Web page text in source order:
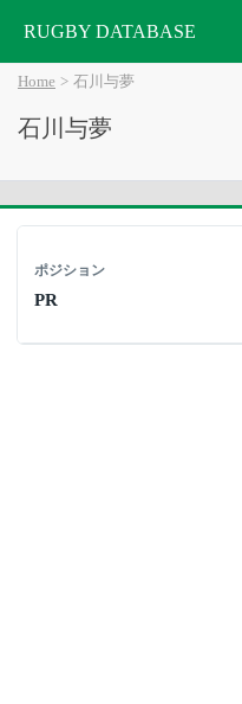
RUGBY DATABASE
Home 石川与夢
石川与夢
ポジション
PR